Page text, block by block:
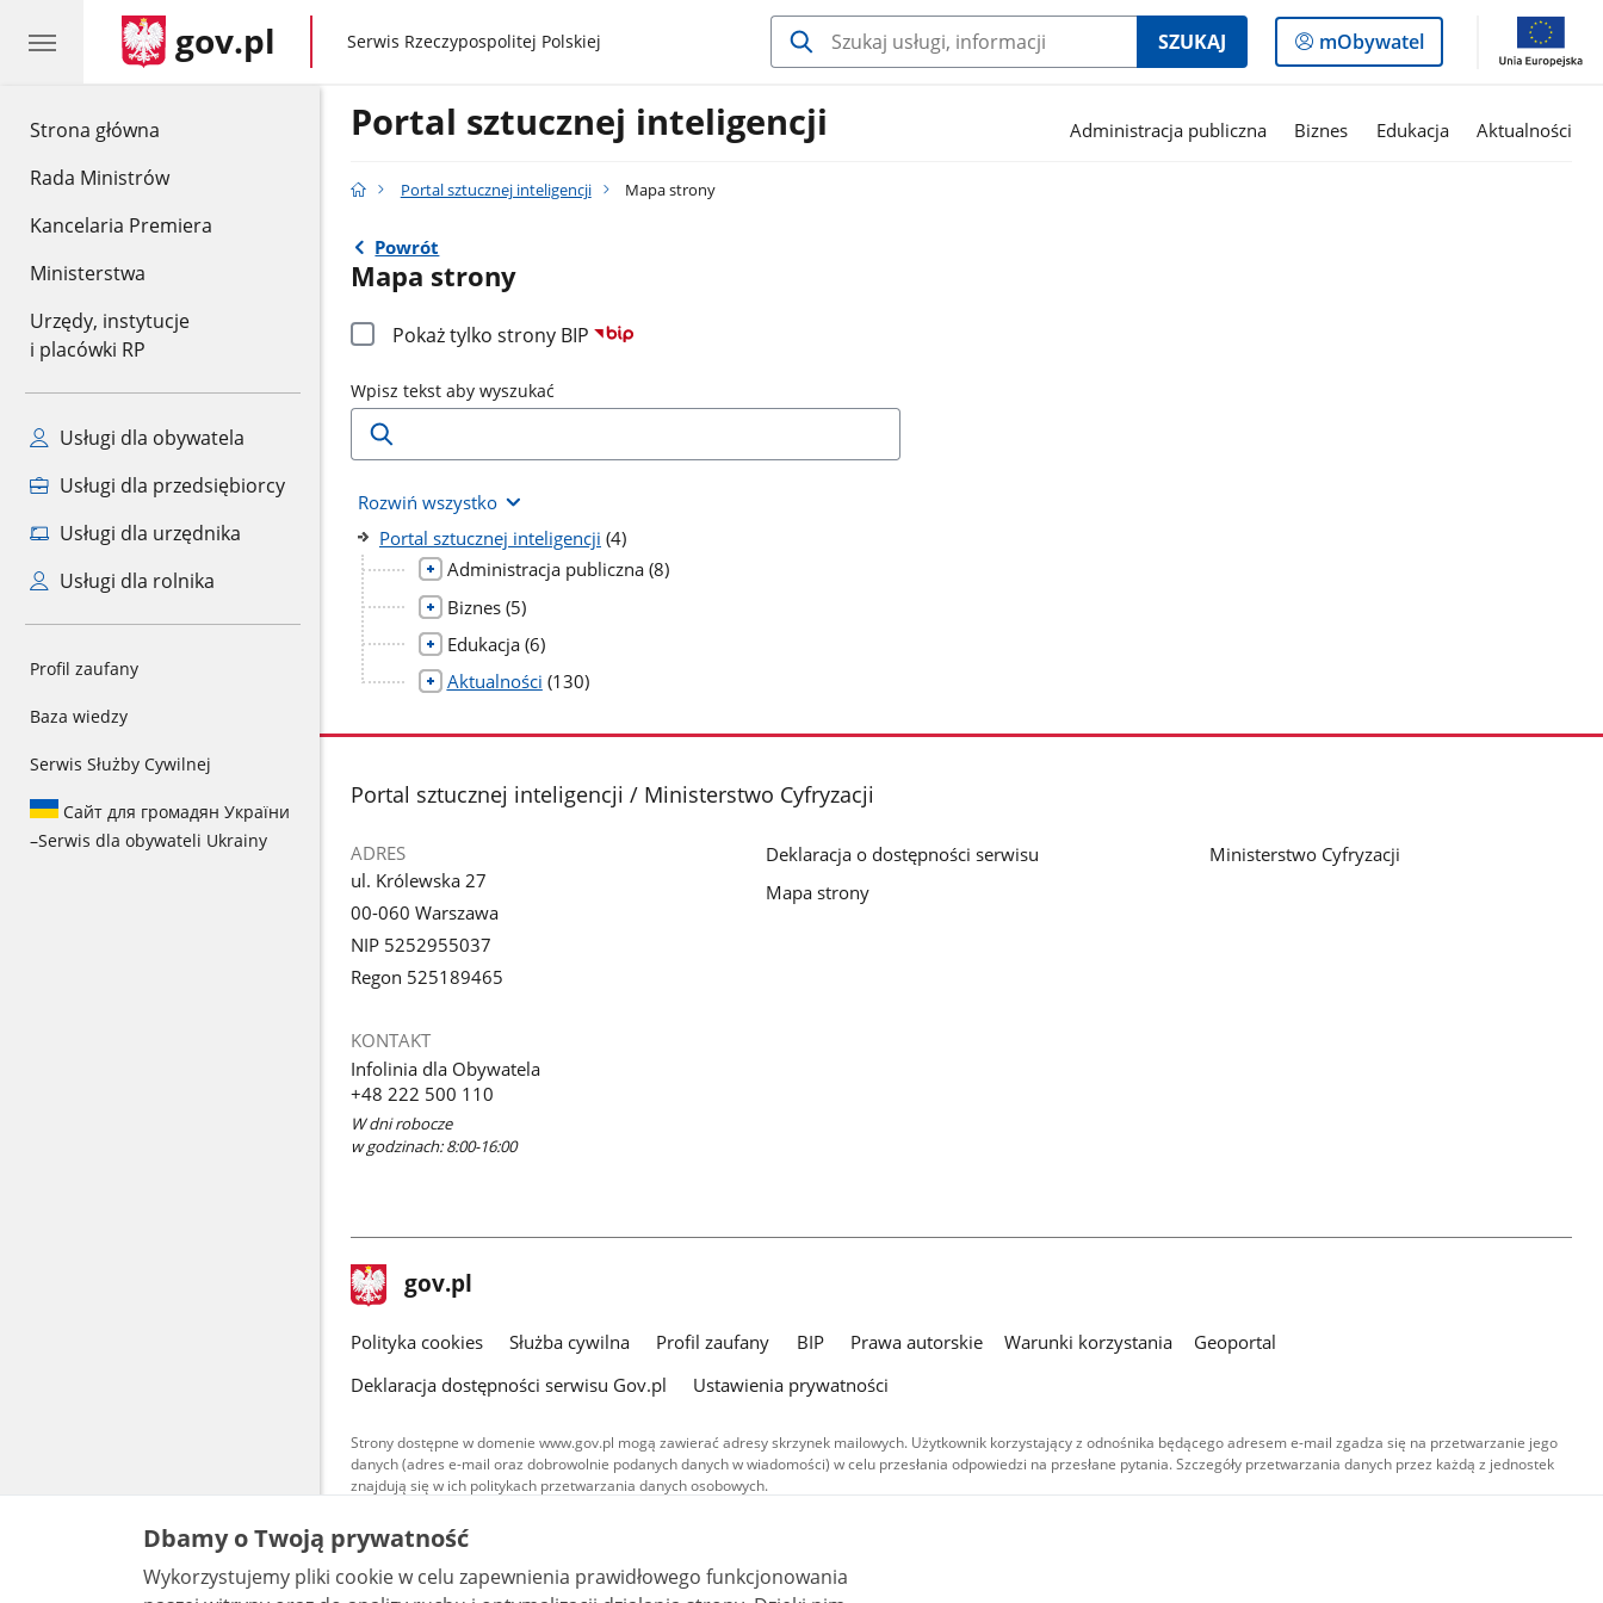
Strona główna
Rada Ministrów
Kancelaria Premiera
Ministerstwa
Urzędy, instytucje
i placówki RP
Usługi dla obywatela
Usługi dla przedsiębiorcy
Usługi dla urzędnika
Usługi dla rolnika
Profil zaufany
Baza wiedzy
Serwis Służby Cywilnej
Сайт для громадян України
–Serwis dla obywateli Ukrainy
gov.pl gov.pl
Serwis Rzeczypospolitej Polskiej SZUKAJ
Logowanie
do
mObywatel
Portal sztucznej inteligencji Administracja publiczna Biznes Edukacja Aktualności
Portal sztucznej inteligencji Mapa strony
Powrót
Mapa strony
Pokaż tylko strony BIP
Wpisz tekst aby wyszukać
Rozwiń wszystko
Portal sztucznej inteligencji liczba
podstron
(4)
Administracja publiczna liczba
(8)
Biznes liczba
(5)
Edukacja liczba
(6)
Aktualności liczba
(130)
stopka
Portal sztucznej inteligencji / Ministerstwo Cyfryzacji
ADRES
ul. Królewska 27
00-060 Warszawa
NIP 5252955037
Regon 525189465
KONTAKT
Infolinia dla Obywatela
+48 222 500 110
W dni robocze
w godzinach: 8:00-16:00
Deklaracja o dostępności serwisu
Mapa strony
Ministerstwo Cyfryzacji
stopka
gov.pl Strona
gov.pl
gov.pl
Polityka cookies Służba cywilna Profil zaufany BIP Prawa autorskie Warunki korzystania
Geoportal
Deklaracja dostępności serwisu Gov.pl
Ustawienia prywatności
Strony dostępne w domenie www.gov.pl mogą zawierać adresy skrzynek mailowych. Użytkownik korzystający z odnośnika będącego adresem e-mail zgadza się na przetwarzanie jego
danych (adres e-mail oraz dobrowolnie podanych danych w wiadomości) w celu przesłania odpowiedzi na przesłane pytania. Szczegóły przetwarzania danych przez każdą z jednostek
znajdują się w ich politykach przetwarzania danych osobowych.
Treści tekstowe publikowane w serwisie (z wyłączeniem treści audiowizualnych), są
udostępniane na licencji typu Creative Commons: uznanie autorstwa - na tych samych
warunkach 4.0 (CC BY-SA 4.0). Materiały audiowizualne, w tym zdjęcia, materiały audio i wideo,
są udostępniane na licencji typu Creative Commons: uznanie autorstwa użycie niekomercyjne -
Dbamy o Twoją prywatność
Wykorzystujemy pliki cookie w celu zapewnienia prawidłowego funkcjonowania